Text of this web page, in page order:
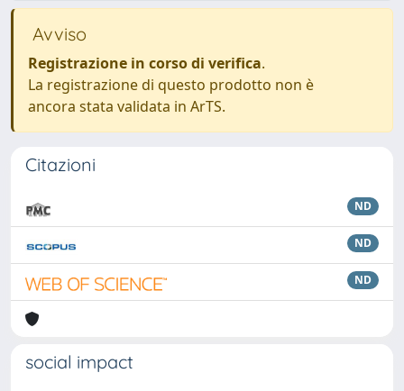
Avviso
Registrazione in corso di verifica.
La registrazione di questo prodotto non è
ancora stata validata in ArTS.
Citazioni
ND
ND
ND
social impact